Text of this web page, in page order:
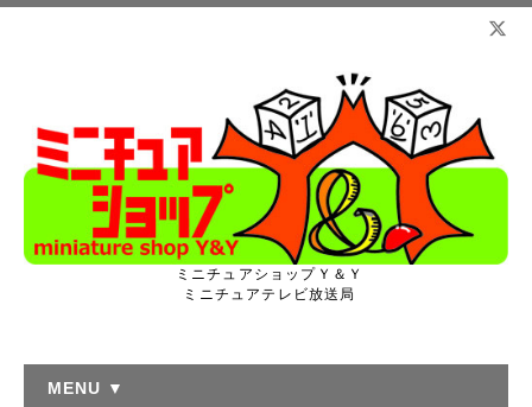
ミニチュアショップＹ＆Ｙ
ミニチュアテレビ放送局
MENU ▼